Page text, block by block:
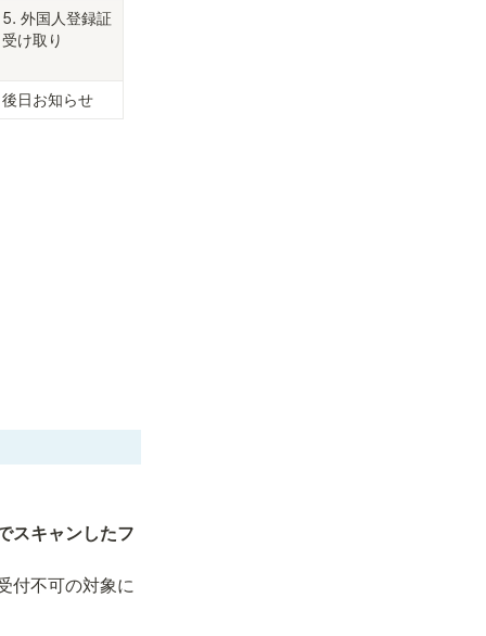
5. 外国人登録証
受け取り
後日お知らせ
スキャンしたフ
付不可の対象に